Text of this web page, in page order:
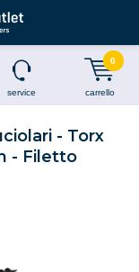
service carrello
0
- Torx
- Filetto